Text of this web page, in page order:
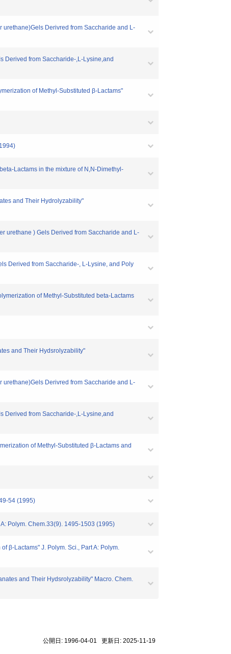
Derivred from Saccharide and L-
Derived from Saccharide-,L-Lysine,and
of Methyl-Substituted β-Lactams"
Lactams in the mixture of N,N-Dimethyl-
and Their Hydrolyzability"
urethane ) Gels Derived from Saccharide and L-
Derived from Saccharide-, L-Lysine, and Poly
of Methyl-Substituted beta-Lactams
and Their Hydsrolyzability"
Derivred from Saccharide and L-
Derived from Saccharide-,L-Lysine,and
of Methyl-Substituted β-Lactams and
54 (1995)
Polym. Chem.33(9). 1495-1503 (1995)
β-Lactams" J. Polym. Sci., Part A: Polym.
and Their Hydsrolyzability" Macro. Chem.
公開日: 1996-04-01 更新日: 2025-11-19